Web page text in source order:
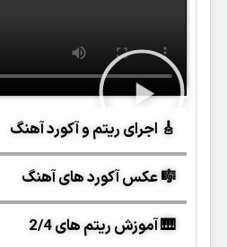
🎸 اجرای ریتم و آکورد آهنگ
🎼 عکس آکورد های آهنگ
🎹 آموزش ریتم های 2/4